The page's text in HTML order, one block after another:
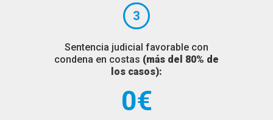
3
Sentencia judicial favorable con
condena en costas (más del 80% de
los casos):
0€